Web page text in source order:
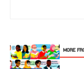
RELATED ARTICLES MORE